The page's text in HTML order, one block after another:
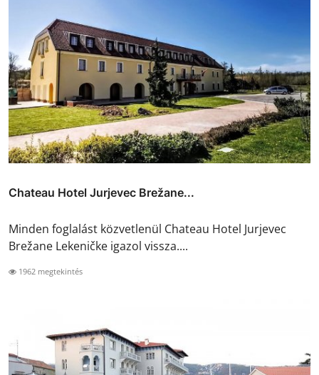
Chateau Hotel Jurjevec Brežane...
Minden foglalást közvetlenül Chateau Hotel Jurjevec
Brežane Lekeničke igazol vissza....
1962 megtekintés